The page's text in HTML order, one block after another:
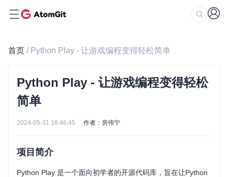
首页 / Python Play - 让游戏编程变得轻松简单
Python Play - 让游戏编程变得轻松
简单
2024-05-31 16:46:45 作者：房伟宁
项目简介
Python Play 是一个面向初学者的开源代码库，旨在让Python